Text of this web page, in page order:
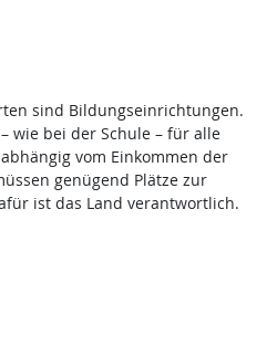
sind Bildungseinrichtungen.
wie bei der Schule – für alle
vom Einkommen der
genügend Plätze zur
ist das Land verantwortlich.